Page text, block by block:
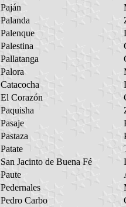
Paján
Palanda
Palenque
Palestina
Pallatanga
Palora
Catacocha
El Corazón
Paquisha
Pasaje
Pastaza
Patate
San Jacinto de Buena Fé
Paute
Pedernales
Pedro Carbo